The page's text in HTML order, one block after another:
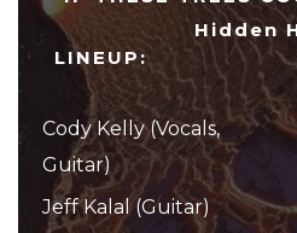
Hidden
LINEUP:
Cody Kelly (Vocals,
Guitar)
Jeff Kalal (Guitar)